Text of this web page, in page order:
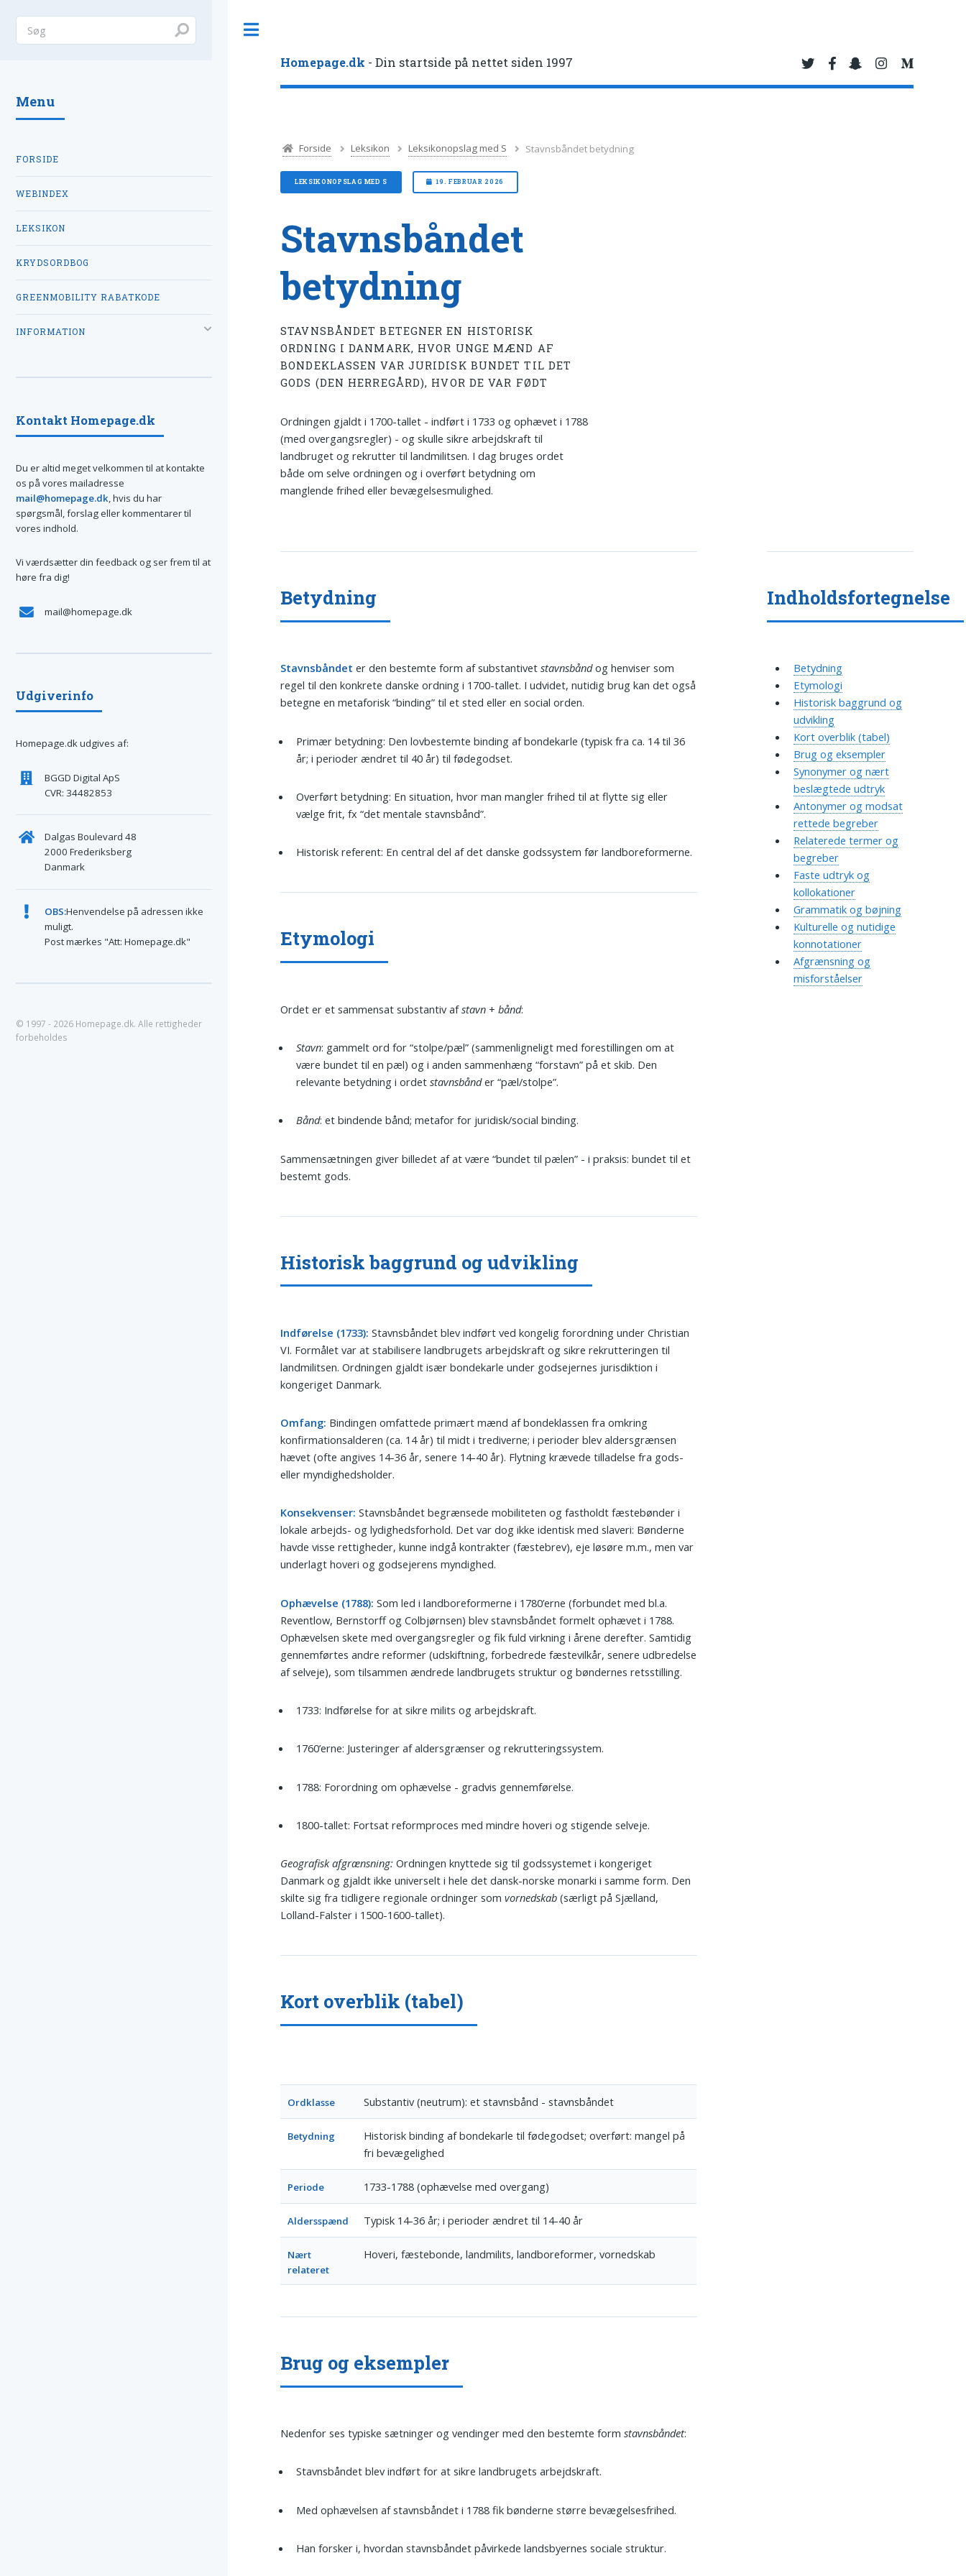
Homepage.dk - Din startside på nettet siden 1997
Forside Leksikon Leksikonopslag med S Stavnsbåndet betydning
LEKSIKONOPSLAG MED S 19. FEBRUAR 2026
Stavnsbåndet
betydning
STAVNSBÅNDET BETEGNER EN HISTORISK
ORDNING I DANMARK, HVOR UNGE MÆND AF
BONDEKLASSEN VAR JURIDISK BUNDET TIL DET
GODS (DEN HERREGÅRD), HVOR DE VAR FØDT
Ordningen gjaldt i 1700-tallet - indført i 1733 og ophævet i 1788
(med overgangsregler) - og skulle sikre arbejdskraft til
landbruget og rekrutter til landmilitsen. I dag bruges ordet
både om selve ordningen og i overført betydning om
manglende frihed eller bevægelsesmulighed.
Betydning
Stavnsbåndet er den bestemte form af substantivetstavnsbåndog henviser som
regel til den konkrete danske ordning i 1700-tallet. I udvidet, nutidig brug kan det også
betegne en metaforisk “binding” til et sted eller en social orden.
Primær betydning: Den lovbestemte binding af bondekarle (typisk fra ca. 14 til 36
år; i perioder ændret til 40 år) til fødegodset.
Overført betydning: En situation, hvor man mangler frihed til at flytte sig eller
vælge frit, fx “det mentale stavnsbånd”.
Historisk referent: En central del af det danske godssystem før landboreformerne.
Etymologi
Ordet er et sammensat substantiv afstavn +bånd:
Stavn: gammelt ord for “stolpe/pæl” (sammenligneligt med forestillingen om at
være bundet til en pæl) og i anden sammenhæng “forstavn” på et skib. Den
relevante betydning i ordetstavnsbånder “pæl/stolpe”.
Bånd: et bindende bånd; metafor for juridisk/social binding.
Sammensætningen giver billedet af at være “bundet til pælen” - i praksis: bundet til et
bestemt gods.
Historisk baggrund og udvikling
Indførelse (1733): Stavnsbåndet blev indført ved kongelig forordning under Christian
VI. Formålet var at stabilisere landbrugets arbejdskraft og sikre rekrutteringen til
landmilitsen. Ordningen gjaldt især bondekarle under godsejernes jurisdiktion i
kongeriget Danmark.
Omfang: Bindingen omfattede primært mænd af bondeklassen fra omkring
konfirmationsalderen (ca. 14 år) til midt i trediverne; i perioder blev aldersgrænsen
hævet (ofte angives 14-36 år, senere 14-40 år). Flytning krævede tilladelse fra gods-
eller myndighedsholder.
Konsekvenser: Stavnsbåndet begrænsede mobiliteten og fastholdt fæstebønder i
lokale arbejds- og lydighedsforhold. Det var dog ikke identisk med slaveri: Bønderne
havde visse rettigheder, kunne indgå kontrakter (fæstebrev), eje løsøre m.m., men var
underlagt hoveri og godsejerens myndighed.
Ophævelse (1788): Som led i landboreformerne i 1780’erne (forbundet med bl.a.
Reventlow, Bernstorff og Colbjørnsen) blev stavnsbåndet formelt ophævet i 1788.
Ophævelsen skete med overgangsregler og fik fuld virkning i årene derefter. Samtidig
gennemførtes andre reformer (udskiftning, forbedrede fæstevilkår, senere udbredelse
af selveje), som tilsammen ændrede landbrugets struktur og bøndernes retsstilling.
1733: Indførelse for at sikre milits og arbejdskraft.
1760’erne: Justeringer af aldersgrænser og rekrutteringssystem.
1788: Forordning om ophævelse - gradvis gennemførelse.
1800-tallet: Fortsat reformproces med mindre hoveri og stigende selveje.
Geografisk afgrænsning: Ordningen knyttede sig til godssystemet i kongeriget
Danmark og gjaldt ikke universelt i hele det dansk-norske monarki i samme form. Den
skilte sig fra tidligere regionale ordninger somvornedskab (særligt på Sjælland,
Lolland-Falster i 1500-1600-tallet).
Kort overblik (tabel)
Ordklasse Substantiv (neutrum): et stavnsbånd - stavnsbåndet
Betydning
Historisk binding af bondekarle til fødegodset; overført: mangel på
fri bevægelighed
Periode 1733-1788 (ophævelse med overgang)
Aldersspænd Typisk 14-36 år; i perioder ændret til 14-40 år
Nært
relateret
Hoveri, fæstebonde, landmilits, landboreformer, vornedskab
Brug og eksempler
Nedenfor ses typiske sætninger og vendinger med den bestemte formstavnsbåndet:
Stavnsbåndet blev indført for at sikre landbrugets arbejdskraft.
Med ophævelsen af stavnsbåndet i 1788 fik bønderne større bevægelsesfrihed.
Han forsker i, hvordan stavnsbåndet påvirkede landsbyernes sociale struktur.
Indholdsfortegnelse
Betydning
Etymologi
Historisk baggrund og
udvikling
Kort overblik (tabel)
Brug og eksempler
Synonymer og nært
beslægtede udtryk
Antonymer og modsat
rettede begreber
Relaterede termer og
begreber
Faste udtryk og
kollokationer
Grammatik og bøjning
Kulturelle og nutidige
konnotationer
Afgrænsning og
misforståelser
Menu
FORSIDE
WEBINDEX
LEKSIKON
KRYDSORDBOG
GREENMOBILITY RABATKODE
INFORMATION
Kontakt Homepage.dk
Du er altid meget velkommen til at kontakte
os på vores mailadresse
mail@homepage.dk, hvis du har
spørgsmål, forslag eller kommentarer til
vores indhold.
Vi værdsætter din feedback og ser frem til at
høre fra dig!
mail@homepage.dk
Udgiverinfo
Homepage.dk udgives af:
BGGD Digital ApS
CVR: 34482853
Dalgas Boulevard 48
2000 Frederiksberg
Danmark
OBS:Henvendelse på adressen ikke
muligt.
Post mærkes "Att: Homepage.dk"
© 1997 - 2026 Homepage.dk. Alle rettigheder
forbeholdes